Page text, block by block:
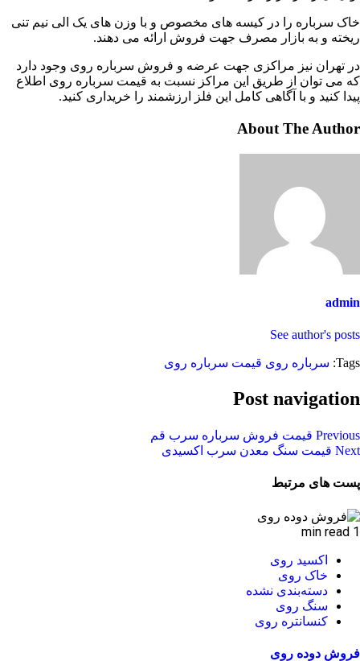
خاک سرباره را در کیسه های مخصوص و با وزن های یک الی نیم تنی
ریخته و به بازار مصرف جهت فروش ارائه می دهند.
در تهران نیز مراکزی جهت عرضه و فروش سرباره روی وجود دارد
که می توان از طریق این مراکز نسبت به قیمت سرباره روی اطلاع
پیدا کنید و با آگاهی کامل این فلز ارزشمند را خریداری کنید.
About The Author
admin
See author's posts
Tags: سرباره روی قیمت سرباره روی
Post navigation
Previous قیمت فروش سرباره سرب قم
Next قیمت سنگ معدن سرب اکسیدی
پست های مرتبط
1 min read
اکسید روی
خاک روی
دسته‌بندی نشده
سنگ روی
کنسانتره روی
فروش دوده روی